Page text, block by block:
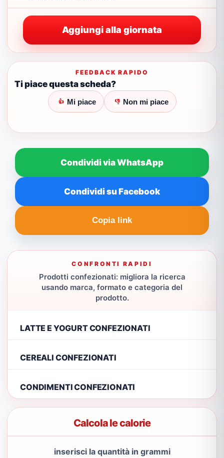
Aggiungi alla giornata
FEEDBACK RAPIDO
Ti piace questa scheda?
👍 Mi piace 👎 Non mi piace
Condividi via WhatsApp
Condividi su Facebook
Copia link
CONFRONTI RAPIDI
Prodotti confezionati: migliora la ricerca
usando marca, formato e categoria del
prodotto.
LATTE E YOGURT CONFEZIONATI
CEREALI CONFEZIONATI
CONDIMENTI CONFEZIONATI
Calcola le calorie
inserisci la quantità in grammi